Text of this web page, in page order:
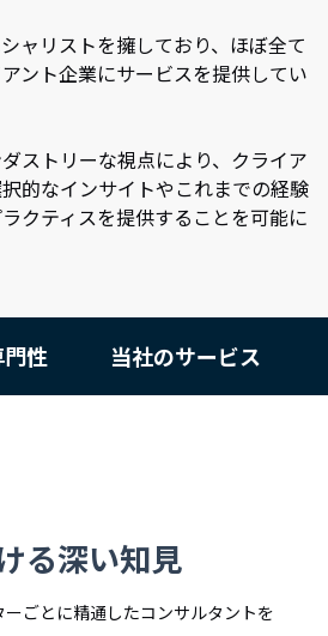
ャリストを擁しており、ほぼ全て
ント企業にサービスを提供してい
ストリーな視点により、クライア
的なインサイトやこれまでの経験
クティスを提供することを可能に
性 当社のサービス
る深い知見
ごとに精通したコンサルタントを